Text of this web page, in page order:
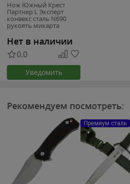
Нож Южный Крест
Партнер L Эксперт
конвекс сталь N690
рукоять микарта
красно-черная
(304.5254)
Нет в наличии
0.0
Уведомить
Рекомендуем посмотреть:
Премиум сталь